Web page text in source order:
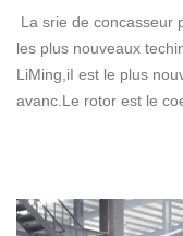
La srie de concasseur
les plus nouveaux
LiMing,iI est le plus
avanc.Le rotor est le